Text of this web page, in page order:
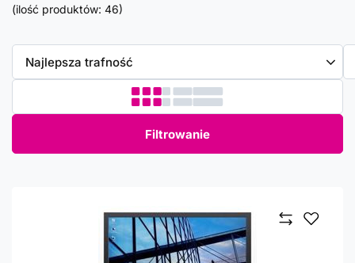
(ilość produktów: 46)
Zmień sortowanie
Najlepsza trafność
Filtrowanie